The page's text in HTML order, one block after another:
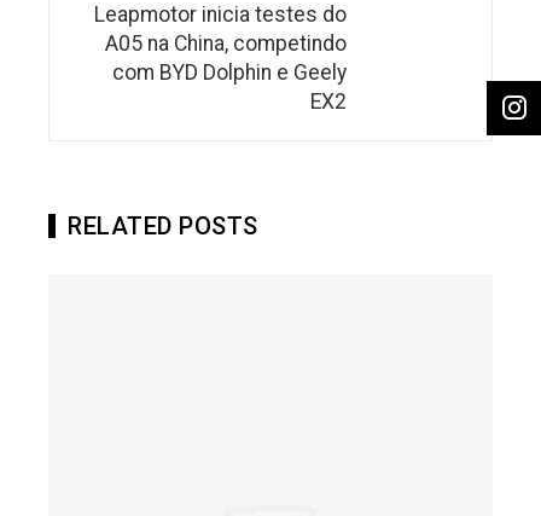
Leapmotor inicia testes do
A05 na China, competindo
com BYD Dolphin e Geely
EX2
RELATED POSTS